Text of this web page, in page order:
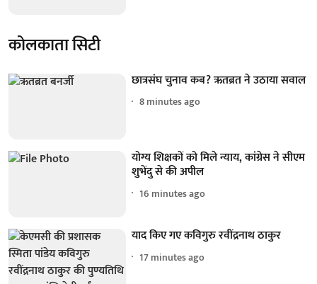
कोलकाता सिटी
छात्रसंघ चुनाव कब? ऋतब्रत ने उठाया सवाल
8 minutes ago
योग्य शिक्षकों को मिले न्याय, कांग्रेस ने सीएम
शुभेंदु से की अपील
16 minutes ago
याद किए गए कविगुरु रवींद्रनाथ ठाकुर
17 minutes ago